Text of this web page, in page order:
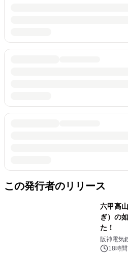
この発行者のリリース
六甲高
ぎ）の
た！
阪神電気
18時